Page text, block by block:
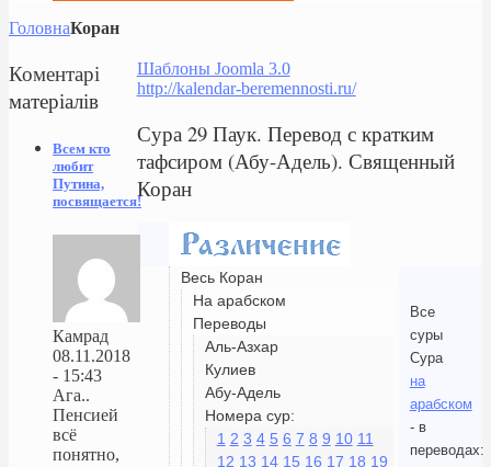
ГоловнаКоран
Шаблоны Joomla 3.0
http://kalendar-beremennosti.ru/
Сура 29 Паук. Перевод с кратким
тафсиром (Абу-Адель). Священный
Коран
Весь Коран
На арабском
Переводы
Аль-Азхар
Кулиев
Абу-Адель
Номера сур:
1 2 3 4 5 6 7 8 9 10 11
12 13 14 15 16 17 18 19
Все
суры
Сура
на
арабском
- в
переводах:
Коментарі
матеріалів
Всем кто
любит
Путина,
посвящается!
Камрад
08.11.2018
- 15:43
Ага..
Пенсией
всё
понятно,